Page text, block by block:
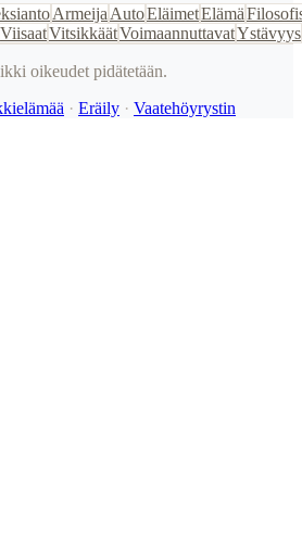
Armeija AutoEläimetElämä
ViisaatVitsikkäätVoimaannuttavatYstävyys
oikeudet pidätetään.
· Eräily · Vaatehöyrystin